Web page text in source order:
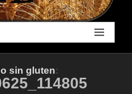
sin gluten: